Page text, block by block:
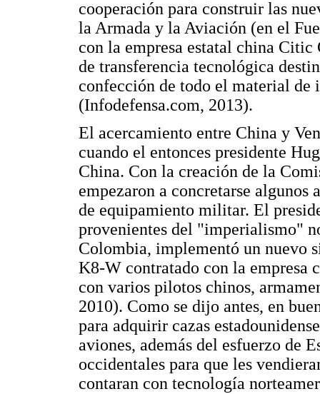
cooperación para construir las
la Armada y la Aviación (en el
con la empresa estatal china
de transferencia tecnológica
confección de todo el material de
(Infodefensa.com, 2013).
El acercamiento entre China y
cuando el entonces presidente
China. Con la creación de la
empezaron a concretarse
de equipamiento militar. El
provenientes del "imperialismo"
Colombia, implementó un nuevo
K8-W contratado con la empresa
con varios pilotos chinos,
2010). Como se dijo antes, en
para adquirir cazas
aviones, además del esfuerzo de
occidentales para que les
contaran con tecnología